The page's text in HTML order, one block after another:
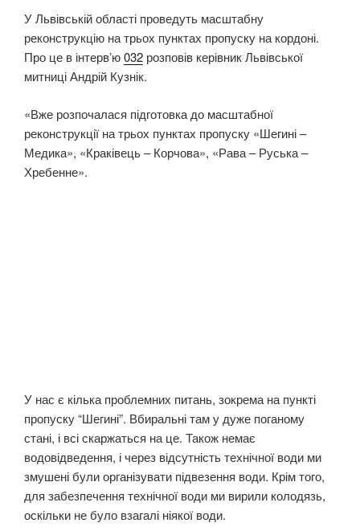
У Львівській області проведуть масштабну
реконструкцію на трьох пунктах пропуску на кордоні.
Про це в інтервʼю032 розповів керівник Львівської
митниці Андрій Кузнік.
«Вже розпочалася підготовка до масштабної
реконструкції на трьох пунктах пропуску «Шегині –
Медика», «Краківець – Корчова», «Рава – Руська –
Хребенне».
У нас є кілька проблемних питань, зокрема на пункті
пропуску “Шегині”. Вбиральні там у дуже поганому
стані, і всі скаржаться на це. Також немає
водовідведення, і через відсутність технічної води ми
змушені були організувати підвезення води. Крім того,
для забезпечення технічної води ми вирили колодязь,
оскільки не було взагалі ніякої води.